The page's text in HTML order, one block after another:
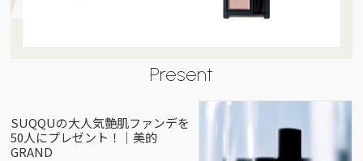
Present
SUQQUの大人気艶肌ファンデを
50人にプレゼント！｜美的
GRAND